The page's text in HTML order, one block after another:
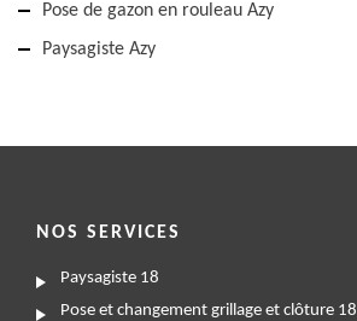
Pose de gazon en rouleau Azy
Paysagiste Azy
NOS SERVICES
Paysagiste 18
Pose et changement grillage et clôture 18